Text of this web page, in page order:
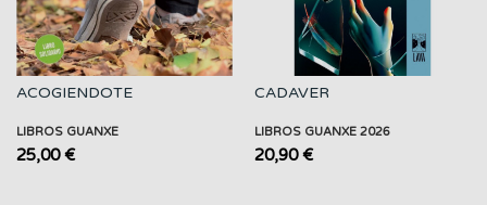
ACOGIENDOTE
LIBROS GUANXE
25,00 €
CADAVER
LIBROS GUANXE 2026
20,90 €